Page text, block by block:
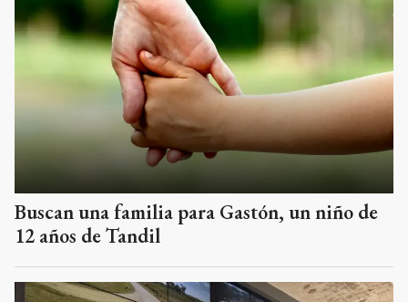
Buscan una familia para Gastón, un niño de
12 años de Tandil